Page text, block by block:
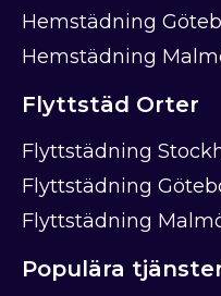
Populära
Flyttstäd Orter
Flyttstädning
Flyttstädning
Flyttstädning
Hemstädning
Hemstädning